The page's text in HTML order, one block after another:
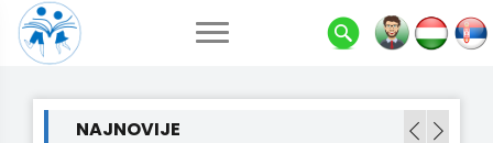
NAJNOVIJE